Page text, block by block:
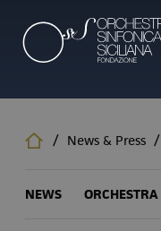
contenuto
principale
/ News & Press /
NEWS ORCHESTRA